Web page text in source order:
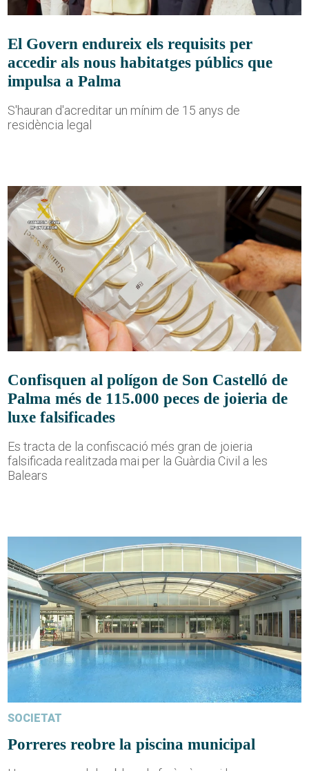
El Govern endureix els requisits per
accedir als nous habitatges públics que
impulsa a Palma
S'hauran d'acreditar un mínim de 15 anys de
residència legal
Confisquen al polígon de Son Castelló de
Palma més de 115.000 peces de joieria de
luxe falsificades
Es tracta de la confiscació més gran de joieria
falsificada realitzada mai per la Guàrdia Civil a les
Balears
SOCIETAT
Porreres reobre la piscina municipal